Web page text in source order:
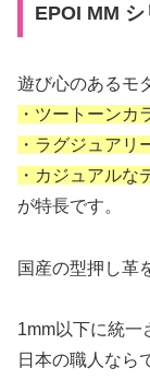
EPOI MM
遊び心のあるモ
・ツートーンカ
・ラグジュアリ
・カジュアルな
が特長です。
国産の型押し革
1mm以下に統一
日本の職人なら